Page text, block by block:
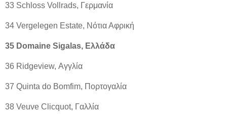
33 Schloss Vollrads, Γερμανία
34 Vergelegen Estate, Νότια Αφρική
35 Domaine Sigalas, Ελλάδα
36 Ridgeview, Αγγλία
37 Quinta do Bomfim, Πορτογαλία
38 Veuve Clicquot, Γαλλία